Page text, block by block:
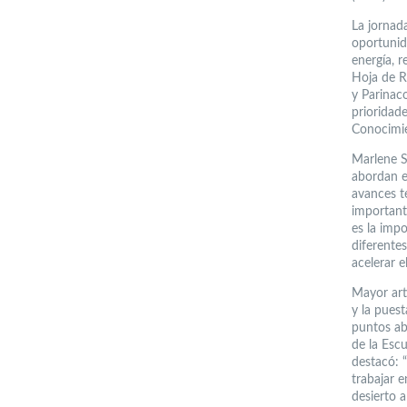
La
energía,
Hoja de
y
Marlene
abordan
avances
es la
acelerar
Mayor
y la
puntos
de la
destacó:
trabajar
desierto